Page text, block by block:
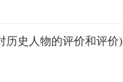
历史人物的评价和评价)